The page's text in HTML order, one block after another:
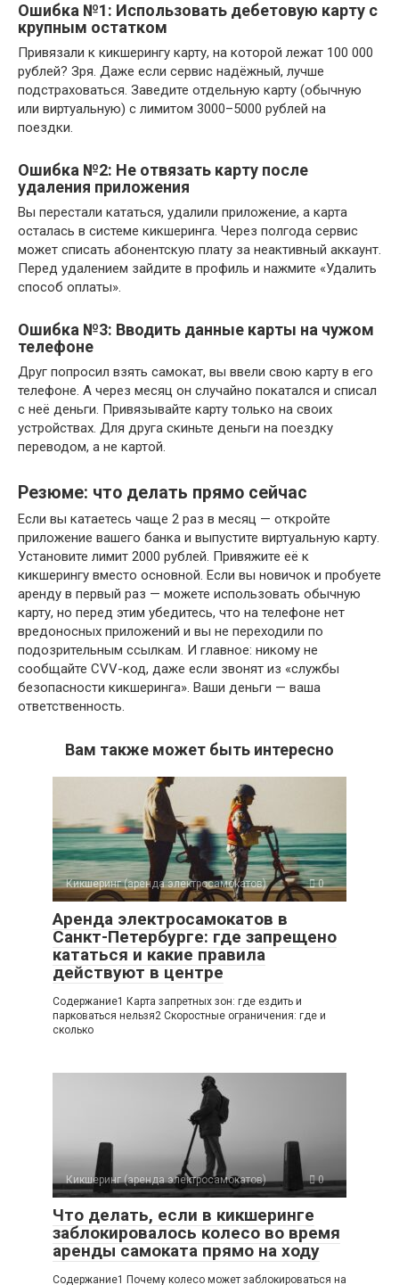
Ошибка №1: Использовать дебетовую карту с
крупным остатком
Привязали к кикшерингу карту, на которой лежат 100 000
рублей? Зря. Даже если сервис надёжный, лучше
подстраховаться. Заведите отдельную карту (обычную
или виртуальную) с лимитом 3000–5000 рублей на
поездки.
Ошибка №2: Не отвязать карту после
удаления приложения
Вы перестали кататься, удалили приложение, а карта
осталась в системе кикшеринга. Через полгода сервис
может списать абонентскую плату за неактивный аккаунт.
Перед удалением зайдите в профиль и нажмите «Удалить
способ оплаты».
Ошибка №3: Вводить данные карты на чужом
телефоне
Друг попросил взять самокат, вы ввели свою карту в его
телефоне. А через месяц он случайно покатался и списал
с неё деньги. Привязывайте карту только на своих
устройствах. Для друга скиньте деньги на поездку
переводом, а не картой.
Резюме: что делать прямо сейчас
Если вы катаетесь чаще 2 раз в месяц — откройте
приложение вашего банка и выпустите виртуальную карту.
Установите лимит 2000 рублей. Привяжите её к
кикшерингу вместо основной. Если вы новичок и пробуете
аренду в первый раз — можете использовать обычную
карту, но перед этим убедитесь, что на телефоне нет
вредоносных приложений и вы не переходили по
подозрительным ссылкам. И главное: никому не
сообщайте CVV-код, даже если звонят из «службы
безопасности кикшеринга». Ваши деньги — ваша
ответственность.
Вам также может быть интересно
Кикшеринг (аренда электросамокатов) 0
Аренда электросамокатов в
Санкт-Петербурге: где запрещено
кататься и какие правила
действуют в центре
Содержание1 Карта запретных зон: где ездить и
парковаться нельзя2 Скоростные ограничения: где и
сколько
Кикшеринг (аренда электросамокатов) 0
Что делать, если в кикшеринге
заблокировалось колесо во время
аренды самоката прямо на ходу
Содержание1 Почему колесо может заблокироваться на